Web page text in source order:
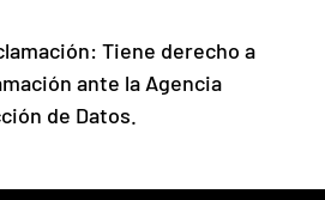
Tiene derecho a
ante la Agencia
de Datos.